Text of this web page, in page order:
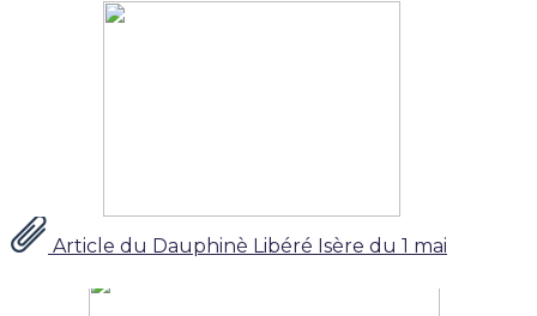
Article du Dauphinè Libéré Isère du 1 mai